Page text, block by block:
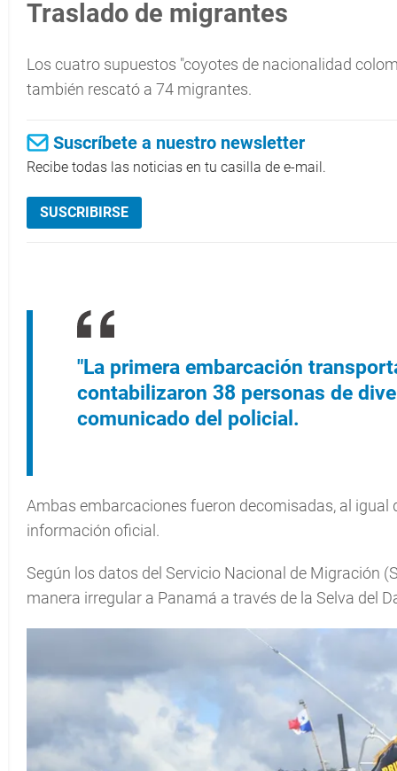
Traslado de migrantes
Los cuatro supuestos "coyotes de nacionalidad
también rescató a 74 migrantes.
Suscríbete a nuestro newsletter
Recibe todas las noticias en tu casilla de e-mail.
SUSCRIBIRSE
"La primera embarcación
contabilizaron 38 personas de
comunicado del policial.
Ambas embarcaciones fueron decomisadas, al
información oficial.
Según los datos del Servicio Nacional de Migración
manera irregular a Panamá a través de la Selva del